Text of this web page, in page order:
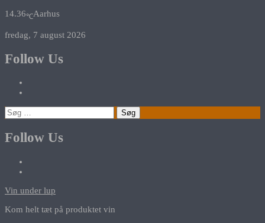
14.36℃Aarhus
fredag, 7 august 2026
Follow Us
Søg
efter:
Follow Us
Vin under lup
Kom helt tæt på produktet vin